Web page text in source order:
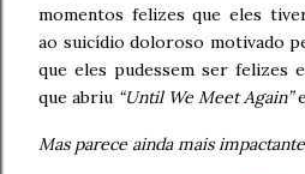
momentos felizes que eles
ao suicídio doloroso motivado
que eles pudessem ser felizes
que abriu “Until We Meet Again”
Mas parece ainda mais